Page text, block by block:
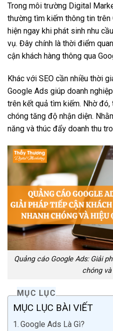
Trong môi trường Digital
thường tìm kiếm thông tin
hiện ngay khi phát sinh nhu
vụ. Đây chính là thời điểm
cận khách hàng thông qua
Khác với SEO cần nhiều thời
Google Ads giúp doanh
trên kết quả tìm kiếm. Nhờ đó,
chóng tăng độ nhận diện.
năng và thúc đẩy doanh thu
Quảng cáo Google Ads: Giải
chóng
MỤC LỤC
MỤC LỤC BÀI VIẾT
Google Ads Là Gì?